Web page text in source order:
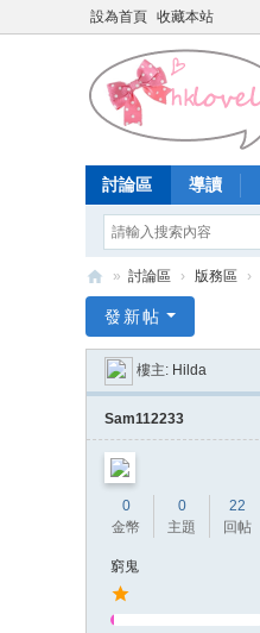
設為首頁 收藏本站
討論區 導讀
港
» 討論區 › 版務區 ›
發新帖
樓主: Hilda
Sam112233
0
金幣
0
主題
22
回帖
窮鬼